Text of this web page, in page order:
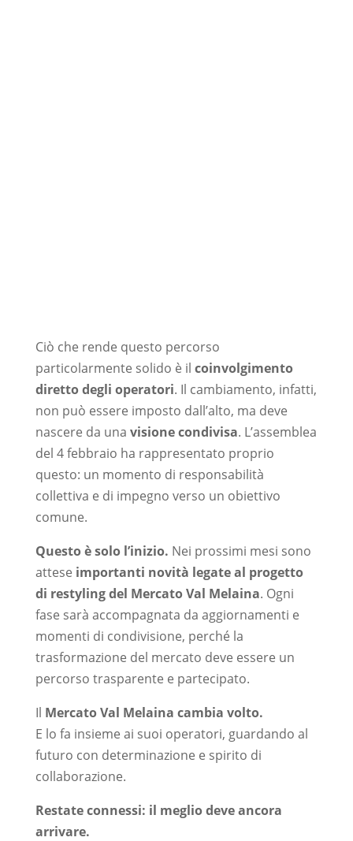
Ciò che rende questo percorso
particolarmente solido è il coinvolgimento
diretto degli operatori. Il cambiamento, infatti,
non può essere imposto dall’alto, ma deve
nascere da una visione condivisa. L’assemblea
del 4 febbraio ha rappresentato proprio
questo: un momento di responsabilità
collettiva e di impegno verso un obiettivo
comune.
Questo è solo l’inizio. Nei prossimi mesi sono
attese importanti novità legate al progetto
di restyling del Mercato Val Melaina. Ogni
fase sarà accompagnata da aggiornamenti e
momenti di condivisione, perché la
trasformazione del mercato deve essere un
percorso trasparente e partecipato.
Il Mercato Val Melaina cambia volto.
E lo fa insieme ai suoi operatori, guardando al
futuro con determinazione e spirito di
collaborazione.
Restate connessi: il meglio deve ancora
arrivare.